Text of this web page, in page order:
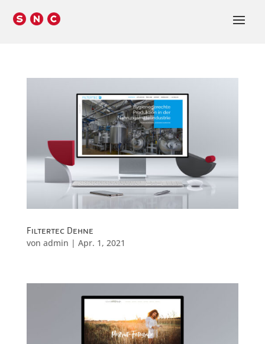
Filtertec Dehne
von admin | Apr. 1, 2021